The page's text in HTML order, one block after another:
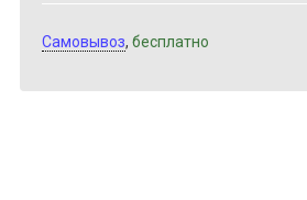
Самовывоз, бесплатно